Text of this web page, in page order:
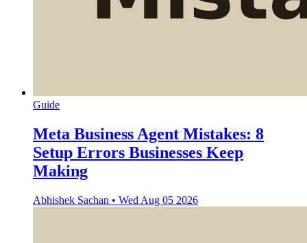
Guide
Meta Business Agent Mistakes: 8
Setup Errors Businesses Keep
Making
Abhishek Sachan • Wed Aug 05 2026